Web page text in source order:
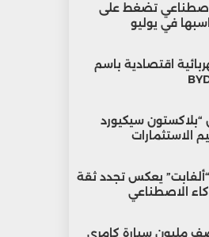
تضغط على
في يوليو
اقتصادية باسم
“بلاكستون سيكيورد
الاستثمارات
يعكس تجدد ثقة
الاصطناعي
مليون سيارة كامري